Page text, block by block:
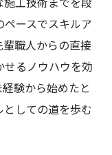
工技術までを段
ースでスキルア
職人からの直接
るノウハウを効
験から始めたと
しての道を歩む